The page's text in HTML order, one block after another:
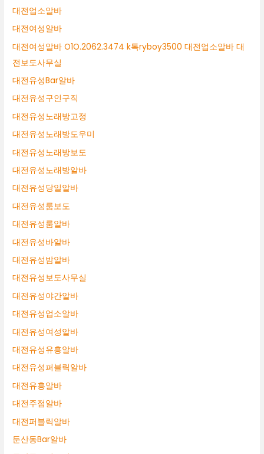
대전업소알바
대전여성알바
대전여성알바 O1O.2062.3474 k톡ryboy3500 대전업소알바 대
전보도사무실
대전유성Bar알바
대전유성구인구직
대전유성노래방고정
대전유성노래방도우미
대전유성노래방보도
대전유성노래방알바
대전유성당일알바
대전유성룸보도
대전유성룸알바
대전유성바알바
대전유성밤알바
대전유성보도사무실
대전유성야간알바
대전유성업소알바
대전유성여성알바
대전유성유흥알바
대전유성퍼블릭알바
대전유흥알바
대전주점알바
대전퍼블릭알바
둔산동Bar알바